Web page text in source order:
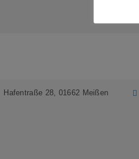
Hafentraße 28, 01662 Meißen